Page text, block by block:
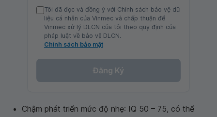
Tôi đã đọc và đồng ý với Chính sách bảo vệ dữ
liệu cá nhân của Vinmec và chấp thuận để
Vinmec xử lý DLCN của tôi theo quy định của
pháp luật về bảo vệ DLCN.
Chính sách bảo mật
Đăng Ký
Chậm phát triển mức độ nhẹ: IQ 50 – 75, có thể